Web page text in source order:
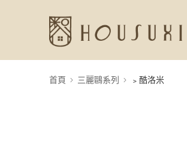
首頁 三麗鷗系列 ﹥酷洛米